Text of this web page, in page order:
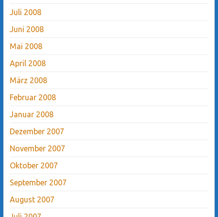
Juli 2008
Juni 2008
Mai 2008
April 2008
März 2008
Februar 2008
Januar 2008
Dezember 2007
November 2007
Oktober 2007
September 2007
August 2007